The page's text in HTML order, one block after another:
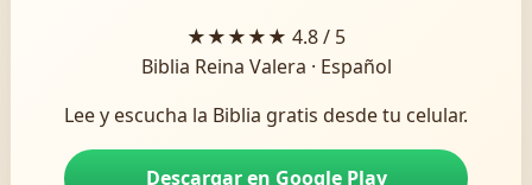
★★★★★ 4.8 / 5
Biblia Reina Valera · Español
Lee y escucha la Biblia gratis desde tu celular.
Descargar en Google Play